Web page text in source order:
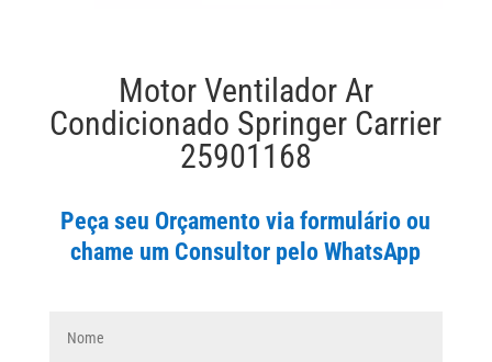
Motor Ventilador Ar
Condicionado Springer Carrier
25901168
Peça seu Orçamento via formulário ou
chame um Consultor pelo WhatsApp